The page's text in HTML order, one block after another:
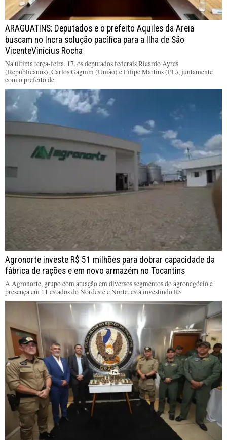
ARAGUATINS: Deputados e o prefeito Aquiles da Areia
buscam no Incra solução pacífica para a Ilha de São
VicenteVinícius Rocha
Na última terça-feira, 17, os deputados federais Ricardo Ayres
(Republicanos), Carlos Gaguim (União) e Filipe Martins (PL), juntamente
com o prefeito de
Agronorte investe R$ 51 milhões para dobrar capacidade da
fábrica de rações e em novo armazém no Tocantins
A Agronorte, grupo com atuação em diversos segmentos do agronegócio e
presença em 11 estados do Nordeste e Norte, está investindo R$